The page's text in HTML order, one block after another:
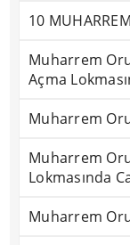
10
Muharrem
Açma
Muharrem
Muharrem
Lokmasında
Muharrem